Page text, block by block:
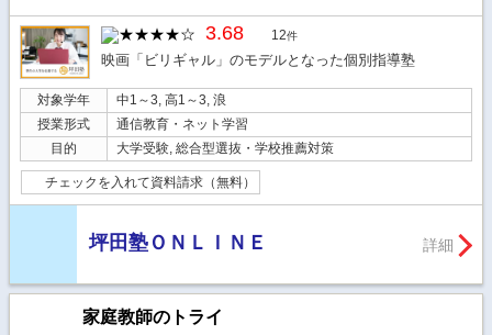
3.68 12件
映画「ビリギャル」のモデルとなった個別指導塾
対象学年
中1～3, 高1～3, 浪
授業形式
通信教育・ネット学習
目的
大学受験, 総合型選抜・学校推薦対策
チェックを入れて資料請求（無料）
坪田塾ＯＮＬＩＮＥ 詳細
家庭教師のトライ